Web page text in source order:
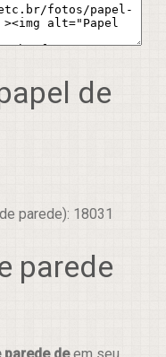
de
parede): 18031
parede